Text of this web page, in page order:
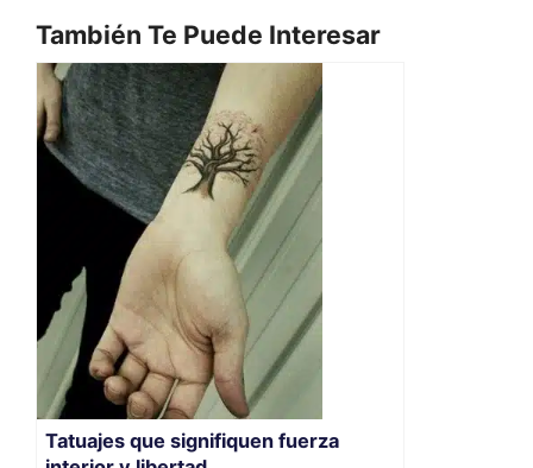
También Te Puede Interesar
Tatuajes que signifiquen fuerza